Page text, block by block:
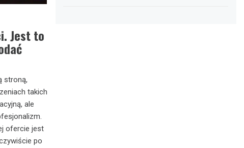
Jest to
stroną,
takich
ale
ofercie jest
po